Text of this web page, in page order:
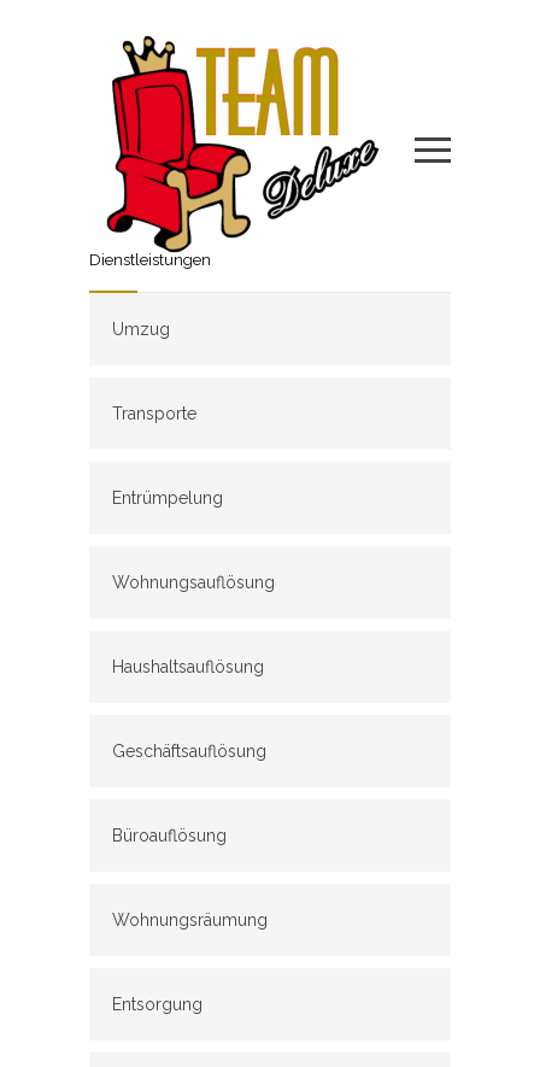
Dienstleistungen
Umzug
Transporte
Entrümpelung
Wohnungsauflösung
Haushaltsauflösung
Geschäftsauflösung
Büroauflösung
Wohnungsräumung
Entsorgung